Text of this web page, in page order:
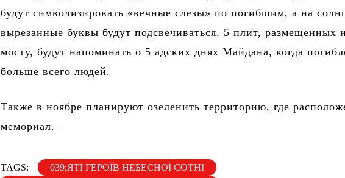
будут символизировать «вечные слезы» по погибшим, а на
вырезанные буквы будут подсвечиваться. 5 плит, размещенных
мосту, будут напоминать о 5 адских днях Майдана, когда
больше всего людей.
Также в ноябре планируют озеленить территорию, где
мемориал.
TAGS:
039;ЯТІ ГЕРОЇВ НЕБЕСНОЇ СОТНІ